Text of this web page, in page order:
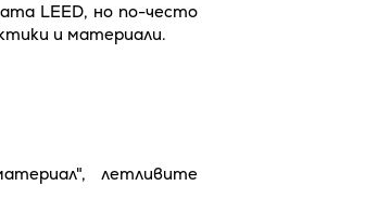
LEED, но по-често
и материали.
летливите